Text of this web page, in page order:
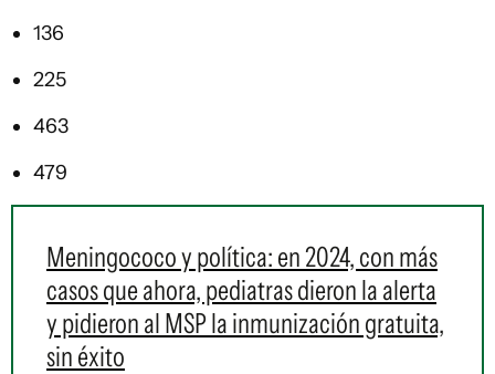
136
225
463
479
Meningococo y política: en 2024, con más
casos que ahora, pediatras dieron la alerta
y pidieron al MSP la inmunización gratuita,
sin éxito